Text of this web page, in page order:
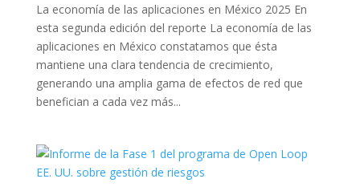
La economía de las aplicaciones en México 2025 En
esta segunda edición del reporte La economía de las
aplicaciones en México constatamos que ésta
mantiene una clara tendencia de crecimiento,
generando una amplia gama de efectos de red que
benefician a cada vez más...